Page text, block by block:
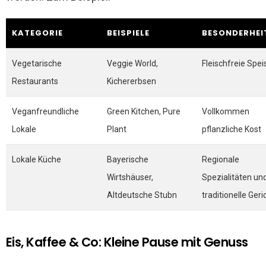
KATEGORIE BEISPIELE
Vegetarische
Restaurants
Veggie World,
Kichererbsen
Fleischfreie
Veganfreundliche
Lokale
Green Kitchen, Pure
Plant
Vollkommen
pflanzliche Kost
Lokale Küche
Bayerische
Wirtshäuser,
Altdeutsche Stubn
Regionale
Spezialitäten
traditionelle
Eis, Kaffee & Co: Kleine Pause mit Genuss